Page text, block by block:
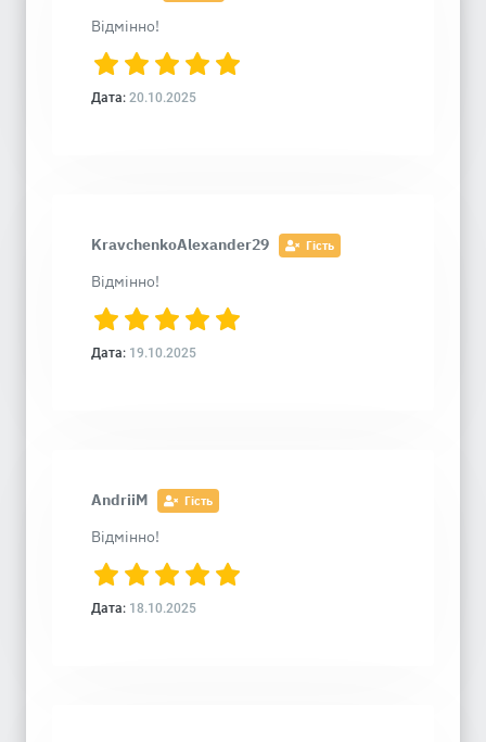
Відмінно!
Дата: 20.10.2025
KravchenkoAlexander29 Гість
Відмінно!
Дата: 19.10.2025
AndriiM Гість
Відмінно!
Дата: 18.10.2025